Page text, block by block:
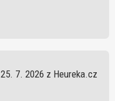
25. 7. 2026 z Heureka.cz